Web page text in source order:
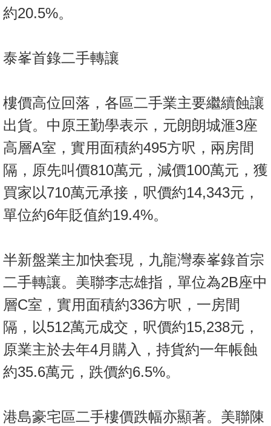
約20.5%。
泰峯首錄二手轉讓
樓價高位回落，各區二手業主要繼續蝕讓
出貨。中原王勤學表示，元朗朗城滙3座
高層A室，實用面積約495方呎，兩房間
隔，原先叫價810萬元，減價100萬元，獲
買家以710萬元承接，呎價約14,343元，
單位約6年貶值約19.4%。
半新盤業主加快套現，九龍灣泰峯錄首宗
二手轉讓。美聯李志雄指，單位為2B座中
層C室，實用面積約336方呎，一房間
隔，以512萬元成交，呎價約15,238元，
原業主於去年4月購入，持貨約一年帳蝕
約35.6萬元，跌價約6.5%。
港島豪宅區二手樓價跌幅亦顯著。美聯陳